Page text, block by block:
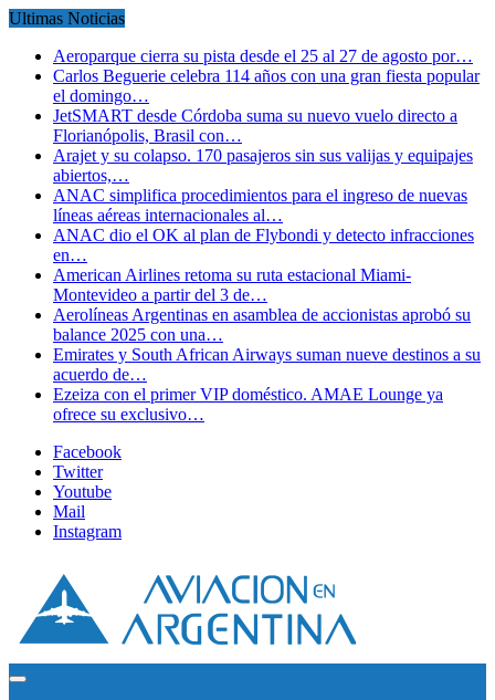
Ultimas Noticias
Aeroparque cierra su pista desde el 25 al 27 de agosto por…
Carlos Beguerie celebra 114 años con una gran fiesta popular
el domingo…
JetSMART desde Córdoba suma su nuevo vuelo directo a
Florianópolis, Brasil con…
Arajet y su colapso. 170 pasajeros sin sus valijas y equipajes
abiertos,…
ANAC simplifica procedimientos para el ingreso de nuevas
líneas aéreas internacionales al…
ANAC dio el OK al plan de Flybondi y detecto infracciones
en…
American Airlines retoma su ruta estacional Miami-
Montevideo a partir del 3 de…
Aerolíneas Argentinas en asamblea de accionistas aprobó su
balance 2025 con una…
Emirates y South African Airways suman nueve destinos a su
acuerdo de…
Ezeiza con el primer VIP doméstico. AMAE Lounge ya
ofrece su exclusivo…
Facebook
Twitter
Youtube
Mail
Instagram